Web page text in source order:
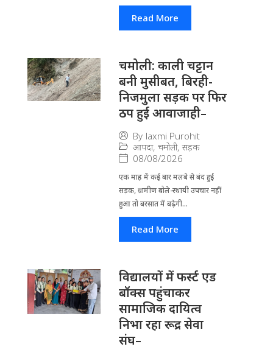
Read More
चमोली: काली चट्टान
बनी मुसीबत, बिरही-
निजमुला सड़क पर फिर
ठप हुई आवाजाही–
By laxmi Purohit
आपदा, चमोली, सड़क
08/08/2026
एक माह में कई बार मलबे से बंद हुई
सड़क, ग्रामीण बोले-स्थायी उपचार नहीं
हुआ तो बरसात में बढ़ेगी...
Read More
विद्यालयों में फर्स्ट एड
बॉक्स पहुंचाकर
सामाजिक दायित्व
निभा रहा रूद्र सेवा
संघ–